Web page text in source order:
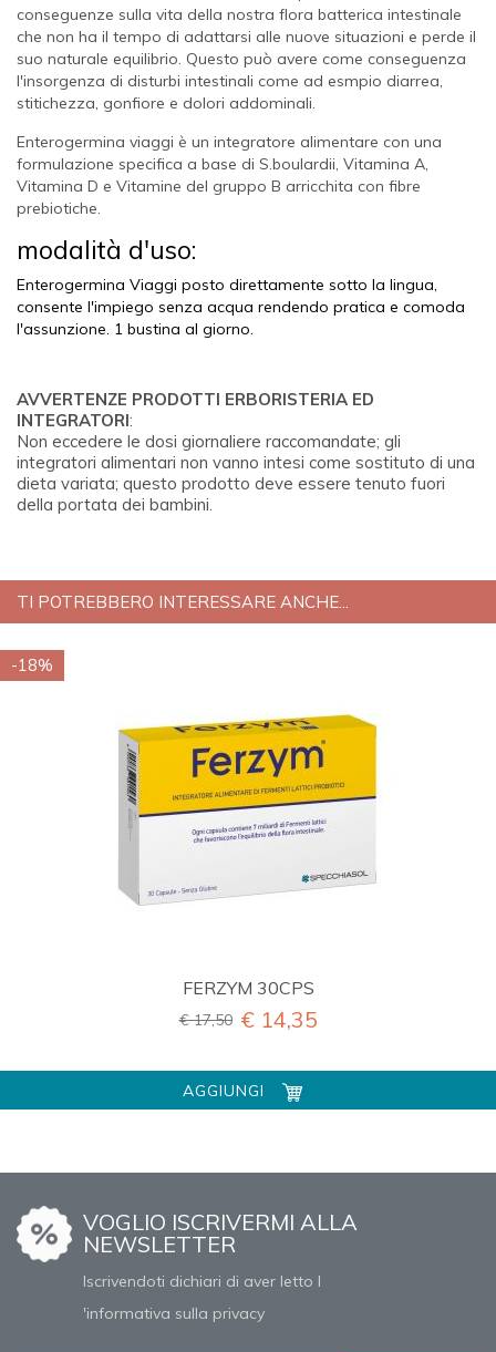
conseguenze sulla vita della nostra flora batterica intestinale
che non ha il tempo di adattarsi alle nuove situazioni e perde il
suo naturale equilibrio. Questo può avere come conseguenza
l'insorgenza di disturbi intestinali come ad esmpio diarrea,
stitichezza, gonfiore e dolori addominali.
Enterogermina viaggi è un integratore alimentare con una
formulazione specifica a base di S.boulardii, Vitamina A,
Vitamina D e Vitamine del gruppo B arricchita con fibre
prebiotiche.
modalità d'uso:
Enterogermina Viaggi posto direttamente sotto la lingua,
consente l'impiego senza acqua rendendo pratica e comoda
l'assunzione. 1 bustina al giorno.
AVVERTENZE PRODOTTI ERBORISTERIA ED
INTEGRATORI:
Non eccedere le dosi giornaliere raccomandate; gli
integratori alimentari non vanno intesi come sostituto di una
dieta variata; questo prodotto deve essere tenuto fuori
della portata dei bambini.
TI POTREBBERO INTERESSARE ANCHE...
FERZYM 30CPS
€ 17,50 € 14,35
-18%
AGGIUNGI
VOGLIO ISCRIVERMI ALLA
NEWSLETTER
Iscrivendoti dichiari di aver letto l
'informativa sulla privacy